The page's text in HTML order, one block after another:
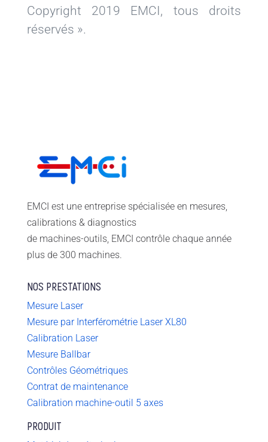
Copyright 2019 EMCI, tous droits
réservés ».
EMCI est une entreprise spécialisée en mesures,
calibrations & diagnostics
de machines-outils, EMCI contrôle chaque année
plus de 300 machines.
NOS PRESTATIONS
Mesure Laser
Mesure par Interférométrie Laser XL80
Calibration Laser
Mesure Ballbar
Contrôles Géométriques
Contrat de maintenance
Calibration machine-outil 5 axes
PRODUIT